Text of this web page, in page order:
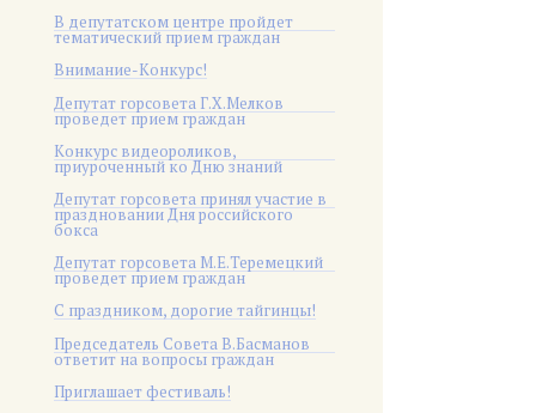
В депутатском центре пройдет
тематический прием граждан
Внимание-Конкурс!
Депутат горсовета Г.Х.Мелков
проведет прием граждан
Конкурс видеороликов,
приуроченный ко Дню знаний
Депутат горсовета принял участие в
праздновании Дня российского
бокса
Депутат горсовета М.Е.Теремецкий
проведет прием граждан
С праздником, дорогие тайгинцы!
Председатель Совета В.Басманов
ответит на вопросы граждан
Приглашает фестиваль!